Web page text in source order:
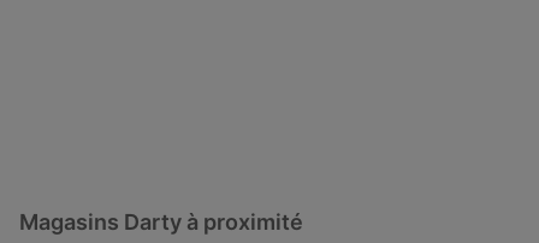
Magasins Darty à proximité